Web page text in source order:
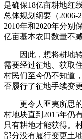
是确保18亿亩耕地红
总体规划纲要（2006-
2010年和2020年分别
亿亩基本农田数量不
因此，想将耕地转
需要经过征地、获取
村民们至今仍不知道
否履行了征地手续变
更令人匪夷所思的
村地块直到2015年仍
只有耕地才能获得。
部分没有履行变更土